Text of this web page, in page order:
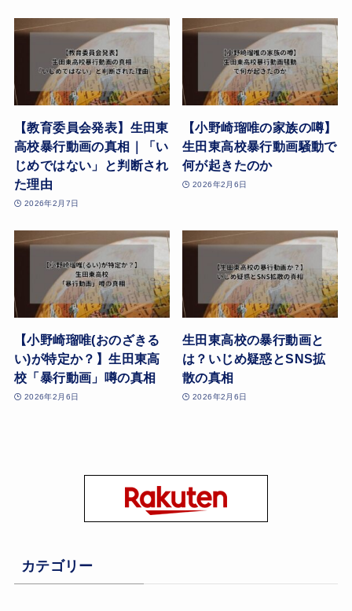
【教育委員会発表】生田東
高校暴行動画の真相｜「い
じめではない」と判断され
た理由
2026年2月7日
【小野崎瑠唯の家族の噂】
生田東高校暴行動画騒動で
何が起きたのか
2026年2月6日
【小野崎瑠唯(おのざきる
い)が特定か？】生田東高
校「暴行動画」噂の真相
2026年2月6日
生田東高校の暴行動画と
は？いじめ疑惑とSNS拡
散の真相
2026年2月6日
カテゴリー